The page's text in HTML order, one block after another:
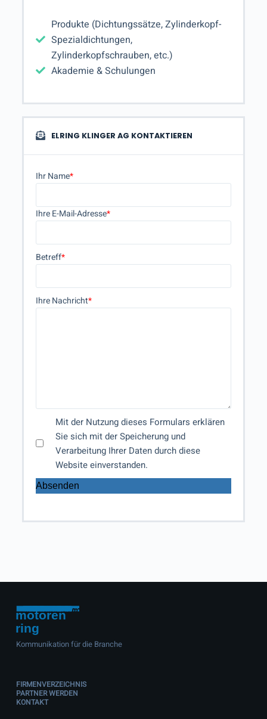
Produkte (Dichtungssätze, Zylinderkopf-
Spezialdichtungen,
Zylinderkopfschrauben, etc.)
Akademie & Schulungen
ELRING KLINGER AG KONTAKTIEREN
Ihr Name*
Ihre E-Mail-Adresse*
Betreff*
Ihre Nachricht*
Mit der Nutzung dieses Formulars erklären
Sie sich mit der Speicherung und
Verarbeitung Ihrer Daten durch diese
Website einverstanden.
Absenden
Kommunikation für die Branche
FIRMENVERZEICHNIS
PARTNER WERDEN
KONTAKT